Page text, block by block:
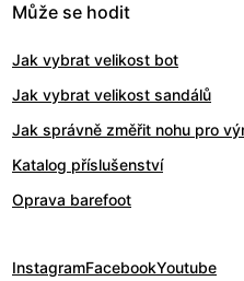
Může se hodit
Jak vybrat velikost bot
Jak vybrat velikost sandálů
Jak správně změřit nohu pro
Katalog příslušenství
Oprava barefoot
InstagramFacebookYoutube